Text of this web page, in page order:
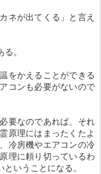
ネが出てくる」と言え
。
をかえることができる
コンも必要がないので
要なのであれば、それ
原理にはまったくたよ
冷房機やエアコンの冷
理に頼り切っているわ
いうことになる。